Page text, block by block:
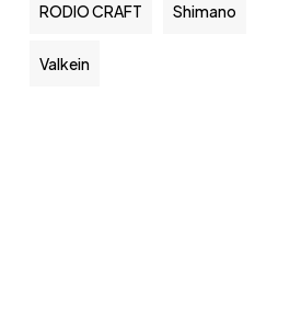
RODIO CRAFT Shimano
Valkein